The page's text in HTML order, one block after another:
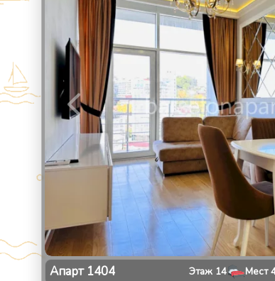
Апарт 1404 Этаж 14 Мест